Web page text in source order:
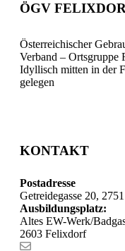
ÖGV
Österreichischer
Verband – Ortsgruppe
Idyllisch mitten in der
gelegen
KONTAKT
Postadresse
Getreidegasse 20,
Ausbildungsplatz:
Altes EW-Werk/
2603 Felixdorf